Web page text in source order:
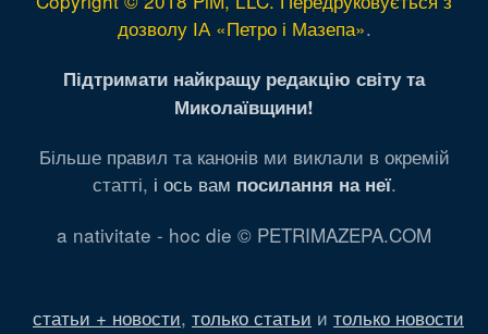
дозволу ІА «Петро і Мазепа».
Підтримати найкращу редакцію світу та
Миколаївщини!
Більше правил та канонів ми виклали в окремій
статті, і ось вам посилання на неї.
a nativitate - hoc die © PETRIMAZEPA.COM
статьи + новости, только статьи и только новости